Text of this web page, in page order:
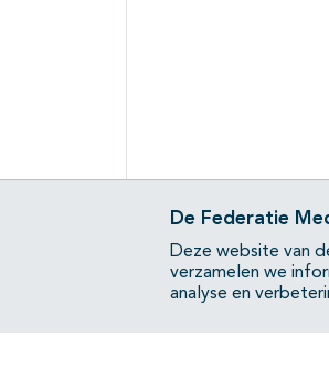
De Federatie
Deze website van
verzamelen we
analyse en